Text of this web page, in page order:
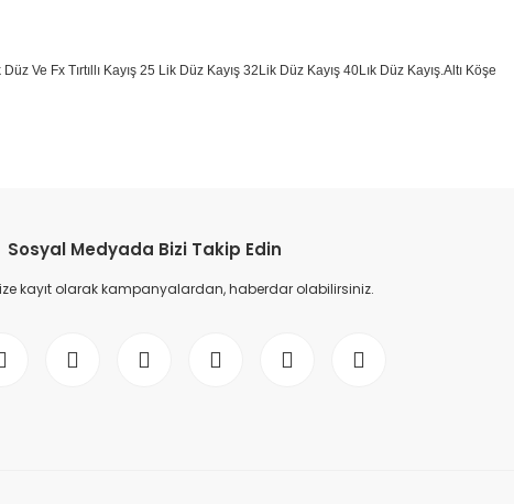
Ve Fx Tırtıllı Kayış 25 Lik Düz Kayış 32Lik Düz Kayış 40Lık Düz Kayış.Altı Köşe
Sosyal Medyada Bizi Takip Edin
kayıt olarak kampanyalardan, haberdar olabilirsiniz.